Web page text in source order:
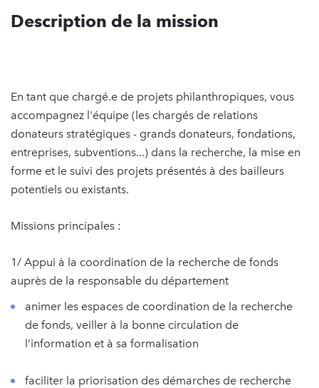
Description de la mission
En tant que chargé.e de projets philanthropiques, vous
accompagnez l'équipe (les chargés de relations
donateurs stratégiques - grands donateurs, fondations,
entreprises, subventions...) dans la recherche, la mise en
forme et le suivi des projets présentés à des bailleurs
potentiels ou existants.
Missions principales :
1/ Appui à la coordination de la recherche de fonds
auprès de la responsable du département
animer les espaces de coordination de la recherche
de fonds, veiller à la bonne circulation de
l’information et à sa formalisation
faciliter la priorisation des démarches de recherche